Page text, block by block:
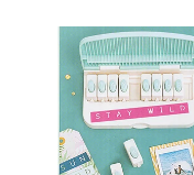
We
R
Memory
Keepers
Word
Punch
Board
cantidad